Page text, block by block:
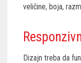
veličine, boja,
Dizajn treba da